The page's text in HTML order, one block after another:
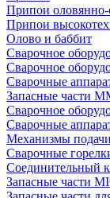
Припои
Припои
Олово и баббит
Сварочное
Сварочное
Сварочные
Запасные части
Сварочное
Сварочные
Механизмы
Сварочные
Соединительный
Запасные части